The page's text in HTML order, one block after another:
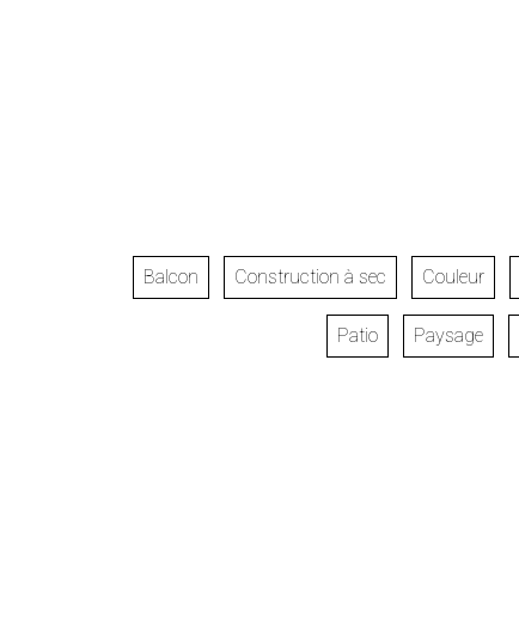
Balcon Construction à sec Couleur
Patio Paysage